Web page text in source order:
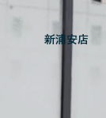
新浦安店